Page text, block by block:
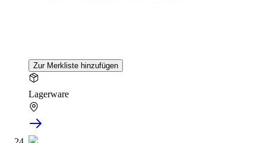
Zur Merkliste hinzufügen
Lagerware